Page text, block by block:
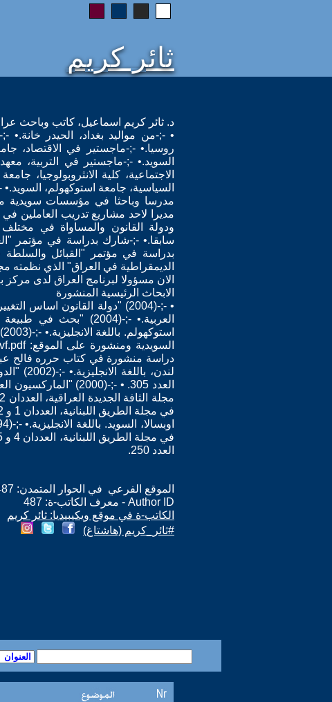
ثائر كريم
د. ثائر كريم اسماعيل، كاتب وباحث
• -;-من مواليد بغداد، الحيدر
روسيا.• -;-ماجستير في الاقتصاد،
السويد.• -;-ماجستير في التربية،
الاجتماعية، كلية الانثروبولوجيا،
السياسية، جامعة استوكهولم،
مدرسا وباحثا في مؤسسات سويدية
مديرا لاحد مشاريع تدريب العاملين
ودولة القانون والمساواة في
الان مسؤولا لبرنامج العراق لدى مركز
الابحاث الرئيسية المنشورة
• -;-(2004) "دولة القانون
العربية.• -;-(2004)
دراسة منشورة في كتاب حرره فالح عبد
لندن،
العدد 250.
الموقع الفرعي في الحوار المتمدن: https://www.ahewar.org/m.asp?i=487
Author ID - معرف الكاتب-ة: 487
الكاتب-ة في موقع ويكيبيديا: ثائر كريم
#ثائر_كريم (هاشتاغ)